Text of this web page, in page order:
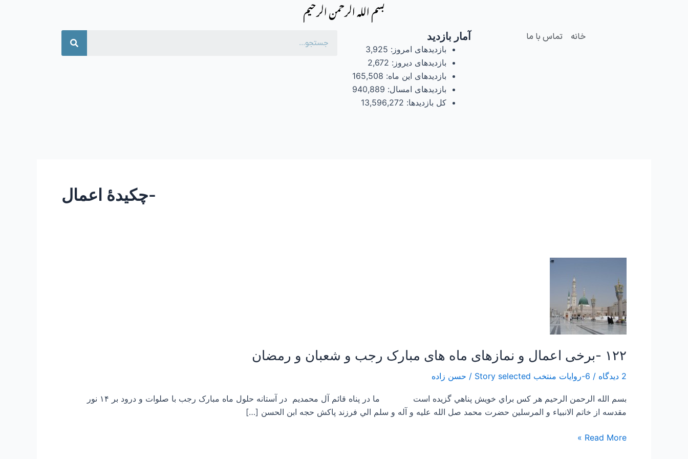
بسم الله الرحمن الرحیم
خانه تماس با ما آمار بازدید
بازدیدهای امروز: 3,925
بازدیدهای دیروز: 2,672
بازدیدهای این ماه: 165,508
بازدیدهای امسال: 940,889
کل بازدیدها: 13,596,272
جستجو
-چکیدۀ اعمال
۱۲۲ -برخی اعمال و نمازهای ماه های مبارک رجب و شعبان و رمضان
2 دیدگاه / 6-روایات منتخب Story selected / حسن زاده
بسم الله الرحمن الرحيم هر كس براي خويش پناهي گزيده است ما در پناه قائم آل محمديم در آستانه حلول ماه مبارک رجب با صلوات و درود بر ۱۴ نور
مقدسه از خاتم الانبياء و المرسلين حضرت محمد صل الله علیه و آله و سلم الي فرزند پاكش حجه ابن الحسن […]
-برخی
اعمال
و
نمازهای
ماه
مبارک
رجب
شعبان
و
Read More »